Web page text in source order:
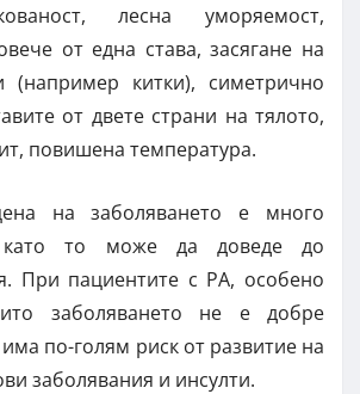
лесна уморяемост,
от една става, засягане на
(например китки), симетрично
от двете страни на тялото,
повишена температура.
на заболяването е много
като то може да доведе до
При пациентите с РА, особено
заболяването не е добре
по-голям риск от развитие на
заболявания и инсулти.